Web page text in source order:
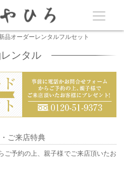
品オーダーレンタルフルセット
ンタル
ご来店特典
ご予約の上、親子様でご来店頂いたお